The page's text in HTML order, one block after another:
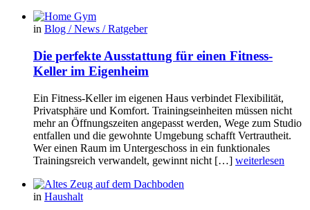
in Blog / News / Ratgeber
Die perfekte Ausstattung für einen Fitness-
Keller im Eigenheim
Ein Fitness-Keller im eigenen Haus verbindet Flexibilität,
Privatsphäre und Komfort. Trainingseinheiten müssen nicht
mehr an Öffnungszeiten angepasst werden, Wege zum Studio
entfallen und die gewohnte Umgebung schafft Vertrautheit.
Wer einen Raum im Untergeschoss in ein funktionales
Trainingsreich verwandelt, gewinnt nicht […] weiterlesen
in Haushalt